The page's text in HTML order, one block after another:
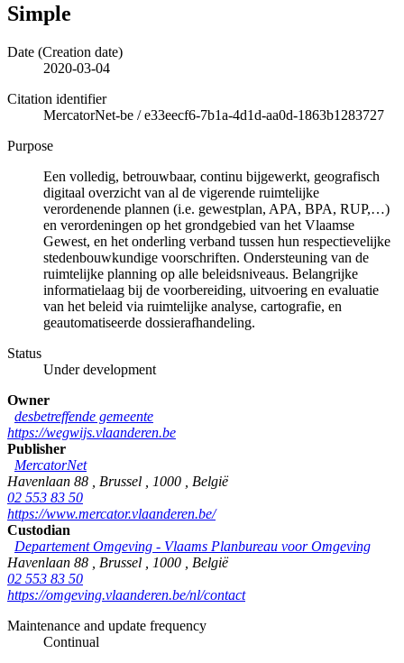
Simple
Date (Creation date)
2020-03-04
Citation identifier
MercatorNet-be /e33eecf6-7b1a-4d1d-aa0d-1863b1283727
Purpose
Een volledig, betrouwbaar, continu bijgewerkt, geografisch
digitaal overzicht van al de vigerende ruimtelijke
verordenende plannen (i.e. gewestplan, APA, BPA, RUP,…)
en verordeningen op het grondgebied van het Vlaamse
Gewest, en het onderling verband tussen hun respectievelijke
stedenbouwkundige voorschriften. Ondersteuning van de
ruimtelijke planning op alle beleidsniveaus. Belangrijke
informatielaag bij de voorbereiding, uitvoering en evaluatie
van het beleid via ruimtelijke analyse, cartografie, en
geautomatiseerde dossierafhandeling.
Status
Under development
Owner
desbetreffende gemeente
https://wegwijs.vlaanderen.be
Publisher
MercatorNet
Havenlaan 88
Brussel 1000
België
02 553 83 50
https://www.mercator.vlaanderen.be/
Custodian
Departement Omgeving - Vlaams Planbureau voor Omgeving
Havenlaan 88
Brussel 1000
België
02 553 83 50
https://omgeving.vlaanderen.be/nl/contact
Maintenance and update frequency
Continual